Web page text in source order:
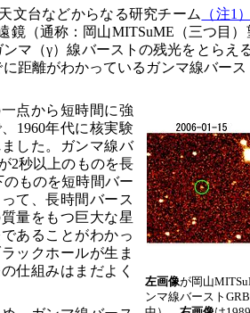
文台などからなる研究チーム （注1）
鏡（通称：岡山MITSuME（三つ目）
マ（γ）線バーストの残光をとらえ
に距離がわかっているガンマ線バー
左画像が岡山
ンマ線バースト
点から短時間に強
1960年代に核実験
した。ガンマ線バ
2秒以上のものを長
ものを短時間バー
て、長時間バース
量をもつ巨大な星
あることがわかっ
ックホールが生ま
仕組みはまだよく